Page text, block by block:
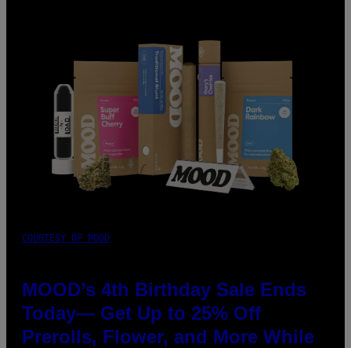
COURTESY OF MOOD
MOOD’s 4th Birthday Sale Ends
Today— Get Up to 25% Off
Prerolls, Flower, and More While